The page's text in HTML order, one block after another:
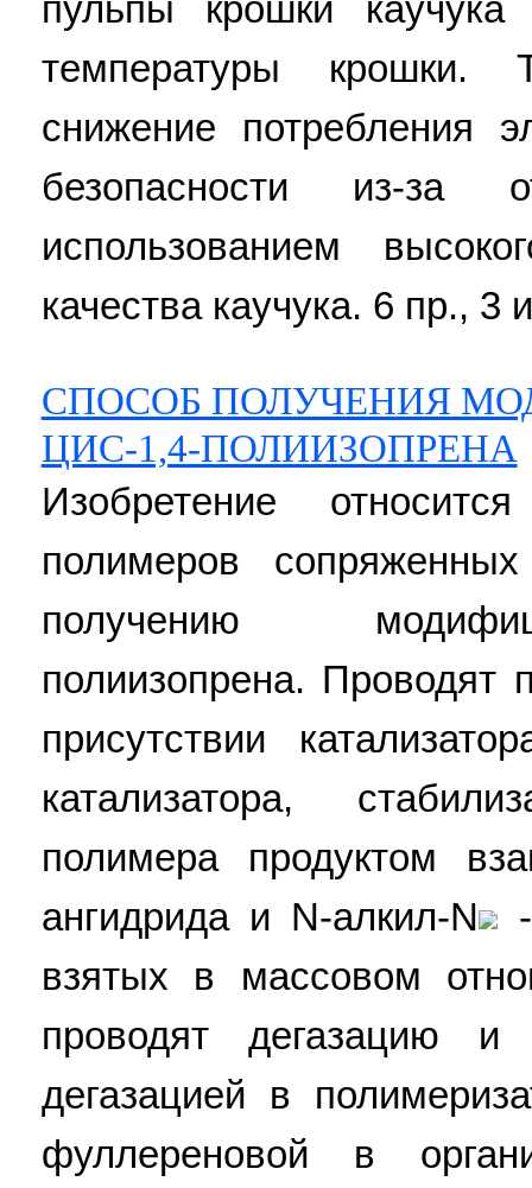
пульпы крошки
температуры крошки.
снижение потребления
безопасности из-за
использованием
качества каучука. 6 пр., 3
СПОСОБ ПОЛУЧЕНИЯ
ЦИС-1,4-ПОЛИИЗОПРЕНА
Изобретение
полимеров
получению
полиизопрена. Проводят
присутствии
катализатора,
полимера продуктом
ангидрида и N-алкил-N
взятых в массовом
проводят дегазацию
дегазацией в
фуллереновой в